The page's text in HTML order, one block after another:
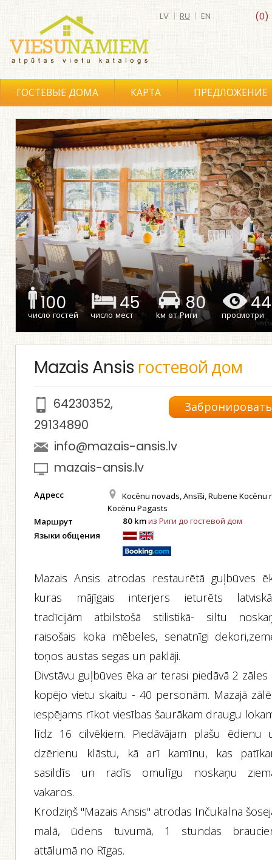
(0)
LV | RU | EN
ГОСТЕВЫЕ ДОМА КАРТА ПРЕДЛОЖЕНИЕ
100
число гостей
45
число мест
80
kм от Риги просмотри
Mazais Ansis гостевой дом
Забронировать
64230352,
29134890
info@mazais-ansis.lv
mazais-ansis.lv
Адресс
Kocēnu novads, Ansīši, Rubene Kocēnu
Kocēnu Pagasts
Маршрут 80 kmиз Риги до гостевой дом
Языки общения
Mazais Ansis atrodas restaurētā guļbūves
kuras mājīgais interjers ieturēts
tradīcijām atbilstošā stilistikā- siltu
raisošais koka mēbeles, senatnīgi
toņos austas segas un paklāji.
Divstāvu guļbūves ēka ar terasi piedāvā 2 zāles
kopējo vietu skaitu - 40 personām. Mazajā
iespējams rīkot viesības šaurākam draugu
līdz 16 cilvēkiem. Piedāvājam plašu ēdienu
dzērienu klāstu, kā arī kamīnu, kas
sasildīs un radīs omulīgu noskaņu
vakaros.
Krodziņš "Mazais Ansis" atrodas Inčukalna
malā, ūdens tuvumā, 1 stundas
attālumā no Rīgas.